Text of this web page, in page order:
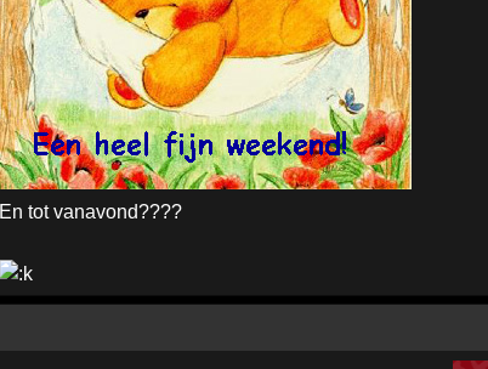
En tot vanavond????